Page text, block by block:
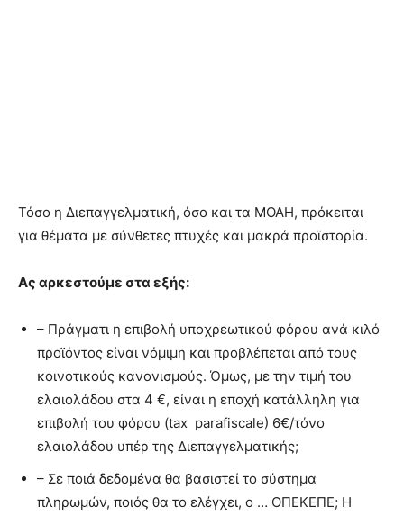
Τόσο η Διεπαγγελματική, όσο και τα ΜΟΑΗ, πρόκειται
για θέματα με σύνθετες πτυχές και μακρά προϊστορία.
Ας αρκεστούμε στα εξής:
– Πράγματι η επιβολή υποχρεωτικού φόρου ανά κιλό
προϊόντος είναι νόμιμη και προβλέπεται από τους
κοινοτικούς κανονισμούς. Όμως, με την τιμή του
ελαιολάδου στα 4 €, είναι η εποχή κατάλληλη για
επιβολή του φόρου (tax parafiscale) 6€/τόνο
ελαιολάδου υπέρ της Διεπαγγελματικής;
– Σε ποιά δεδομένα θα βασιστεί το σύστημα
πληρωμών, ποιός θα το ελέγχει, ο … ΟΠΕΚΕΠΕ; Η